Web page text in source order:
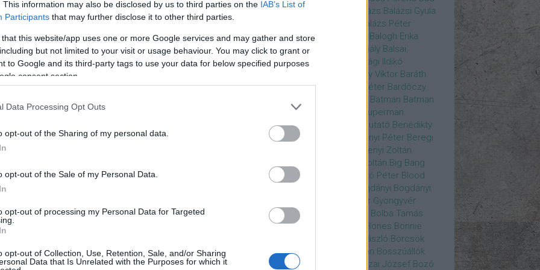
This information may also be disclosed by us to third parties on the IAB’s List of
Participants that may further disclose it to other third parties.
that this website/app uses one or more Google services and may gather and store
but not limited to your visit or usage behaviour. You may click to grant or
to Google and its third-party tags to use your data for below specified purposes
consent section.
Data Processing Opt Outs
opt-out of the Sharing of my personal data.
opt-out of the Sale of my Personal Data.
opt-out of processing my Personal Data for Targeted
opt-out of Collection, Use, Retention, Sale, and/or Sharing
Data that Is Unrelated with the Purposes for which it
időközben áthelyeződött hangsúly miatt valószínűleg
az Örökkévalók. Annál valamivel gyorsabb, eggyel
ha ez lenne a Marvel legsikeresebb filmje.
esetben az előzetesek és a konkrét film ismerete
csak a Disney-re tudok haragudni, de rájuk
címe kategóriákkal jobb lehetett volna.
Debreczeny Csabát is, aki így valószínűleg
Számomra egy sokkal erősebb főszereplőt
a szinkronon is érződik.
Boys Bajos csajok Balázs Balázsi Gyula
Balázs Péter
Baldurs Gate 3
Balogh Erika
Balogh Mix Stúdió
Balog Mihály Balsai
Mónika Bánfalvi Eszter
Bánsági Ildikó
Baradlay Viktor Baráth
István Barát Attia Barbinek Péter Bardóczy
Batman Batman
Superman ellen
Batman v Superman
Beetlejuice
bemutató Benedikty
Marcell
Benkő Péter Bercsényi Péter Beregi
Berzsenyi Zoltán
Bezerédi Zoltán Big Bang
Media Kft.
Blake Lively Blaskó Péter Blood
Bogdányi Bogdányi
Bognár Gyöngyvér
Bognár Tamás
Bolba Tamás
Boldog Gábor
Bones Bonnie
Borbély László Börcsök
Enikő Boros Zoltán Bor Zoltán Bosszúállók
Botár Endre
Bozai József Bozó